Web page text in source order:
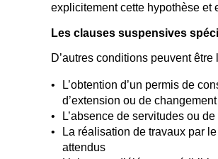
explicitement cette hypothèse et
Les clauses suspensives
D’autres conditions peuvent
L’obtention d’un permis de
d’extension ou de
L’absence de servitudes ou
La réalisation de travaux par
attendus